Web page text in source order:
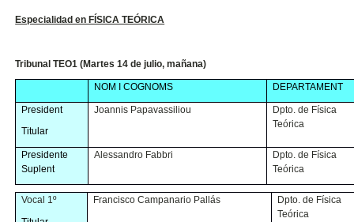
Especialidad en FÍSICA TEÓRICA
Tribunal TEO1 (Martes 14 de julio, mañana)
NOM I COGNOMS DEPARTAMENT
President
Titular
Joannis Papavassiliou
Dpto. de Física
Teórica
Presidente
Suplent
Alessandro Fabbri
Dpto. de Física
Teórica
Vocal 1º
Francisco Campanario Pallás
Dpto. de Física
Teórica